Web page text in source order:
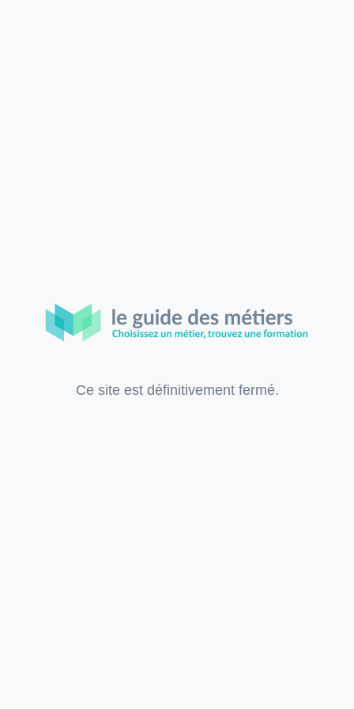
Ce site est définitivement fermé.